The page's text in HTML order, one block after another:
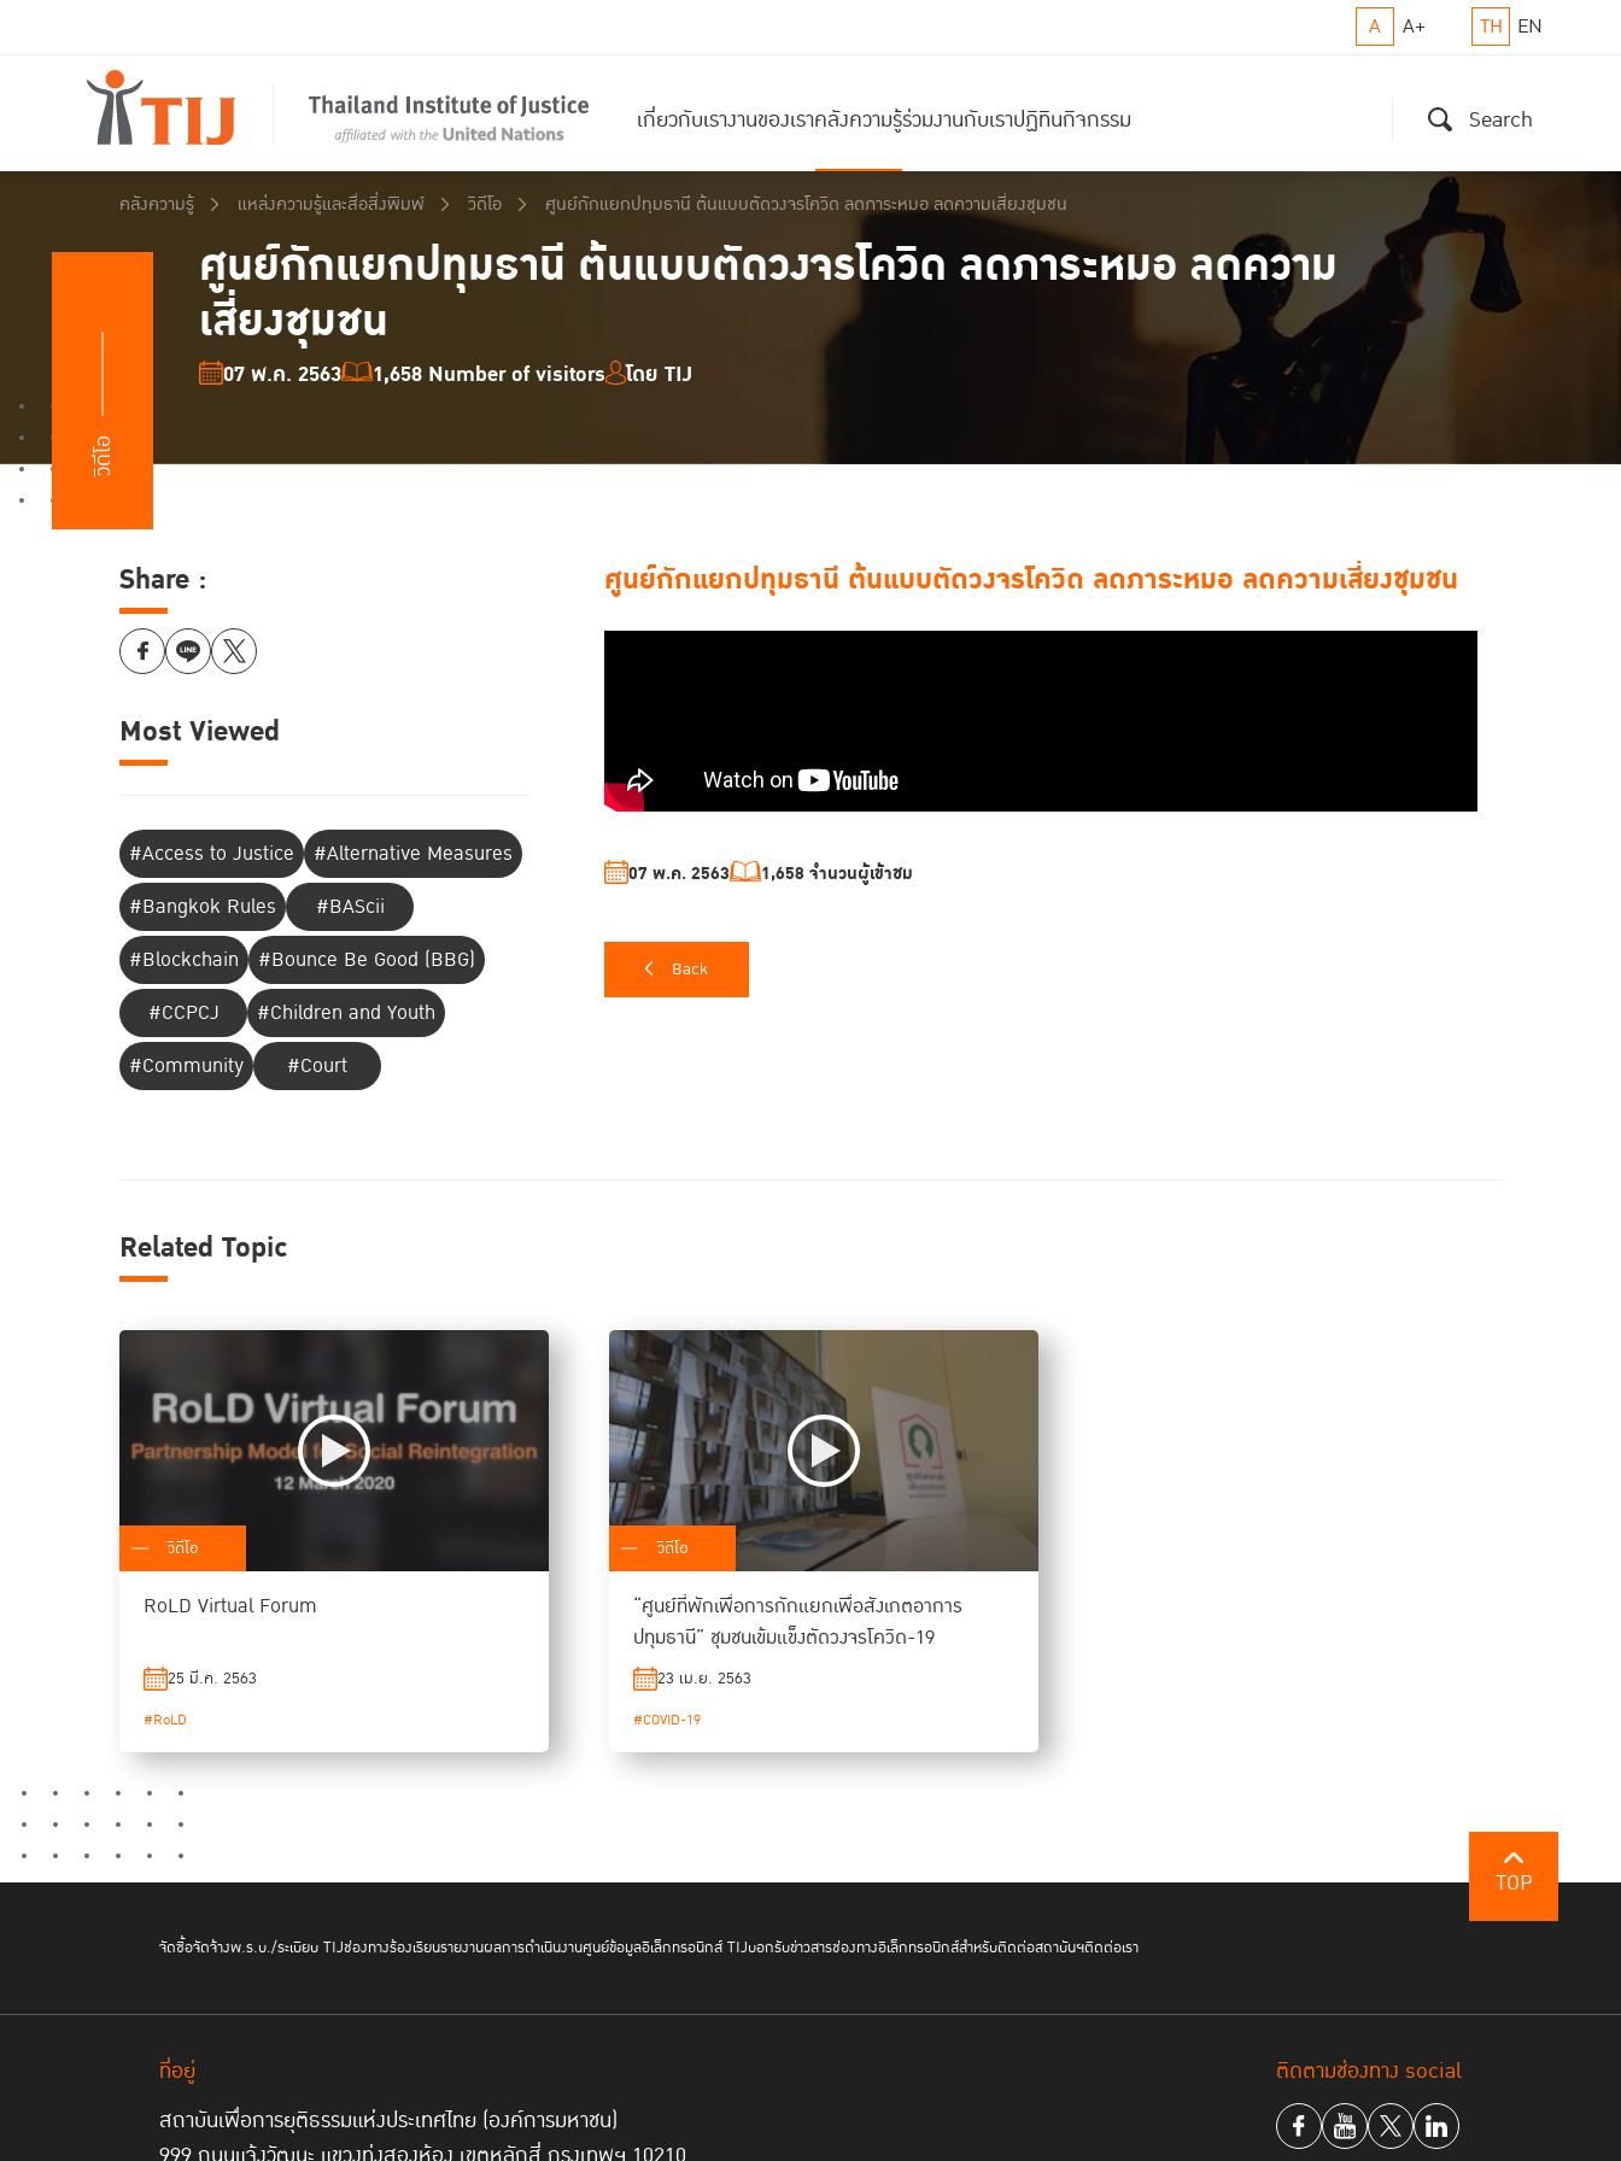
A A+ TH EN
เกี่ยวกับเรางานของเราคลังความรู้ร่วมงานกับเราปฏิทินกิจกรรม Search
คลังความรู้ แหล่งความรู้และสื่อสิ่งพิมพ์ วิดีโอ ศูนย์กักแยกปทุมธานี ต้นแบบตัดวงจรโควิด ลดภาระหมอ ลดความเสี่ยงชุมชน
วิดีโอ
ศูนย์กักแยกปทุมธานี ต้นแบบตัดวงจรโควิด ลดภาระหมอ ลดความ
เสี่ยงชุมชน
07 พ.ค. 2563 1,658 Number of visitors โดย TIJ
ศูนย์กักแยกปทุมธานี ต้นแบบตัดวงจรโควิด ลดภาระหมอ ลดความเสี่ยงชุมชน
07 พ.ค. 2563 1,658 จำนวนผู้เข้าชม
Back
Share :
Most Viewed
#Access to Justice
#Alternative Measures
#Bangkok Rules
#BAScii
#Blockchain
#Bounce Be Good (BBG)
#CCPCJ
#Children and Youth
#Community
#Court
Related Topic
วิดีโอ
RoLD Virtual Forum
25 มี.ค. 2563
#RoLD
วิดีโอ
“ศูนย์ที่พักเพื่อการกักแยกเพื่อสังเกตอาการ
ปทุมธานี” ชุมชนเข้มแข็งตัดวงจรโควิด-19
23 เม.ย. 2563
#COVID-19
TOP
จัดซื้อจัดจ้างพ.ร.บ./ระเบียบ TIJช่องทางร้องเรียนรายงานผลการดำเนินงานศูนย์ข้อมูลอิเล็กทรอนิกส์ TIJบอกรับข่าวสารช่องทางอิเล็กทรอนิกส์สำหรับติดต่อสถาบันฯติดต่อเรา
ที่อยู่
สถาบันเพื่อการยุติธรรมแห่งประเทศไทย (องค์การมหาชน)
ติดตามช่องทาง social